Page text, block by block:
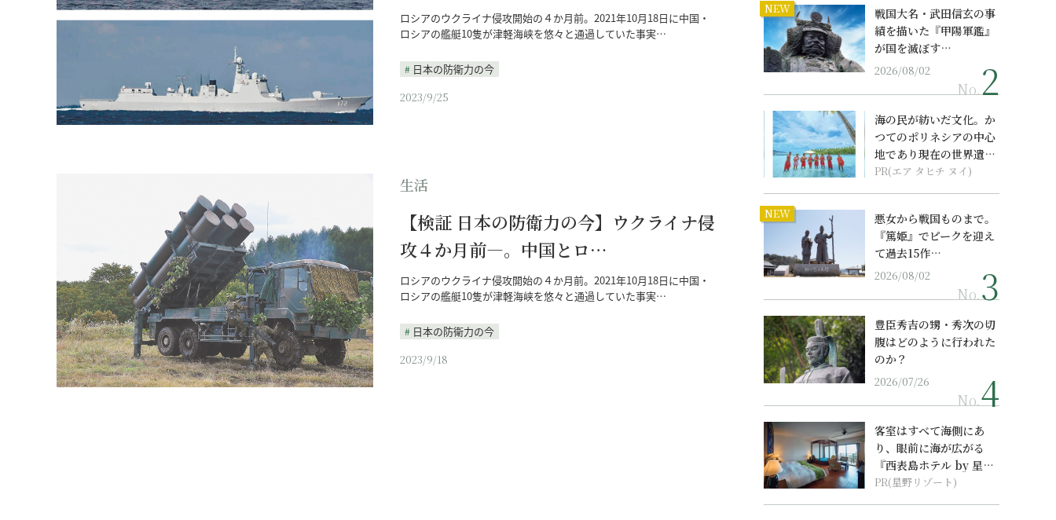
ロシアのウクライナ侵攻開始の４か月前。2021年10月18日に中国・
ロシアの艦艇10隻が津軽海峡を悠々と通過していた事実…
日本の防衛力の今
2023/9/25
生活
【検証 日本の防衛力の今】ウクライナ侵
攻４か月前―。中国とロ…
ロシアのウクライナ侵攻開始の４か月前。2021年10月18日に中国・
ロシアの艦艇10隻が津軽海峡を悠々と通過していた事実…
日本の防衛力の今
2023/9/18
NEW
戦国大名・武田信玄の事
績を描いた『甲陽軍鑑』
が国を滅ぼす…
2026/08/02
No.
海の民が紡いだ文化。か
つてのポリネシアの中心
地であり現在の世界遺産
からみえてくる...
PR(エア タヒチ ヌイ)
NEW
悪女から戦国ものまで。
『篤姫』でピークを迎え
て過去15作…
2026/08/02
No.
豊臣秀吉の甥・秀次の切
腹はどのように行われた
のか？
2026/07/26
No.
客室はすべて海側にあ
り、眼前に海が広がる
『西表島ホテル by 星野
リゾート』
PR(星野リゾート)